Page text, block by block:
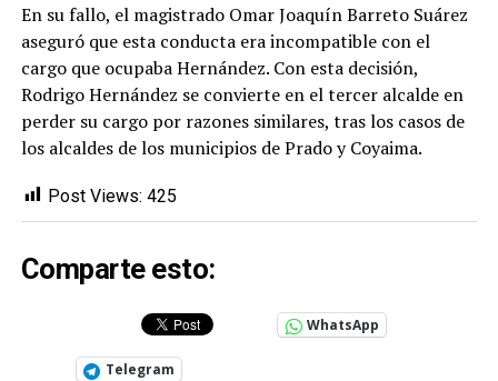
En su fallo, el magistrado Omar Joaquín Barreto Suárez
aseguró que esta conducta era incompatible con el
cargo que ocupaba Hernández. Con esta decisión,
Rodrigo Hernández se convierte en el tercer alcalde en
perder su cargo por razones similares, tras los casos de
los alcaldes de los municipios de Prado y Coyaima.
Post Views: 425
Comparte esto:
WhatsApp
Telegram